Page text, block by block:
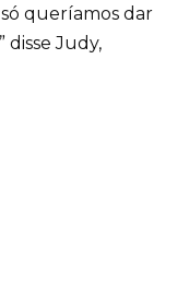
só queríamos dar
disse Judy,